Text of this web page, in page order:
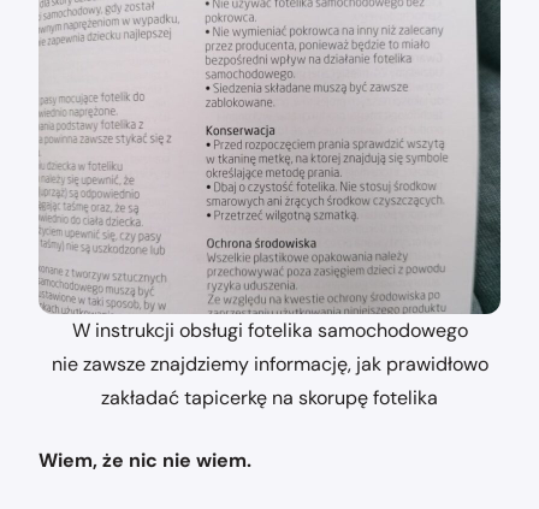
W instrukcji obsługi fotelika samochodowego
nie zawsze znajdziemy informację, jak prawidłowo
zakładać tapicerkę na skorupę fotelika
Wiem, że nic nie wiem.